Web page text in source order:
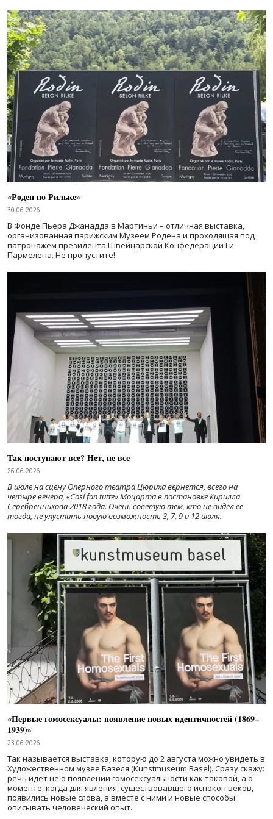
«Роден по Рильке»
30.06.2026
В Фонде Пьера Джанадда в Мартиньи – отличная выставка,
организованная парижским Музеем Родена и проходящая под
патронажем президента Швейцарской Конфедерации Ги
Пармелена. Не пропустите!
Так поступают все? Нет, не все
26.06.2026
В июле на сцену Оперного театра Цюриха вернется, всего на
четыре вечера, «Cosí fan tutte» Моцарта в постановке Кирилла
Серебренникова 2018 года. Очень советую тем, кто не видел ее
тогда, не упустить новую возможность 3, 7, 9 и 12 июля.
«Первые гомосексуалы: появление новых идентичностей (1869–
1939)»
23.06.2026
Так называется выставка, которую до 2 августа можно увидеть в
Художественном музее Базеля (Kunstmuseum Basel). Сразу скажу:
речь идет не о появлении гомосексуальности как таковой, а о
моменте, когда для явления, существовавшего испокон веков,
появились новые слова, а вместе с ними и новые способы
описывать человеческий опыт.